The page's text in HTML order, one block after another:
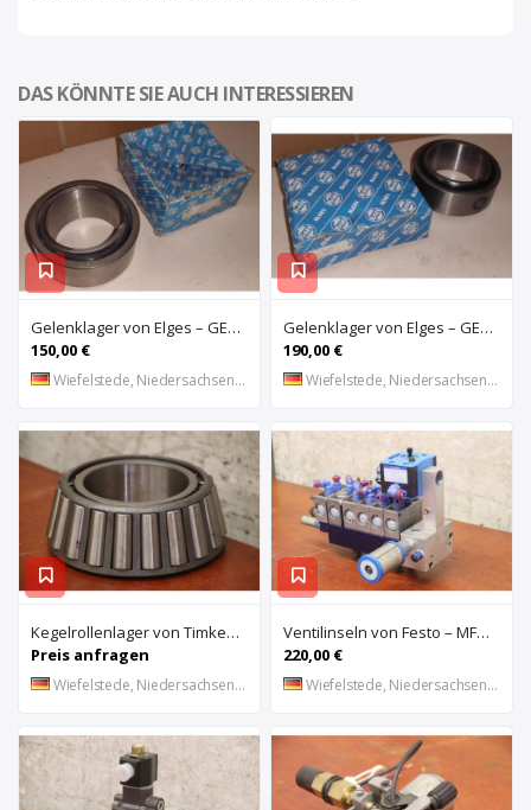
DAS KÖNNTE SIE AUCH INTERESSIEREN
Gelenklager von Elges – GE120UK-2RS
150,00 €
Wiefelstede, Niedersachsen, DE
Gelenklager von Elges – GE140UK-2RS
190,00 €
Wiefelstede, Niedersachsen, DE
Kegelrollenlager von Timken – HH421246 C
Preis anfragen
Wiefelstede, Niedersachsen, DE
Ventilinseln von Festo – MFHE-3-1/4 MFH-5-1/4
220,00 €
Wiefelstede, Niedersachsen, DE